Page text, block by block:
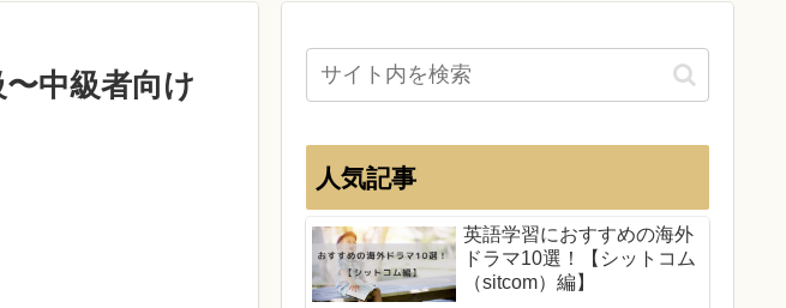
中級者向け
人気記事
英語学習におすすめの海外
ドラマ10選！【シットコム
（sitcom）編】